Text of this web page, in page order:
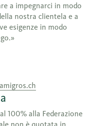
a impegnarci in modo
nostra clientela e a
esigenze in modo
100% alla Federazione
non è quotata in